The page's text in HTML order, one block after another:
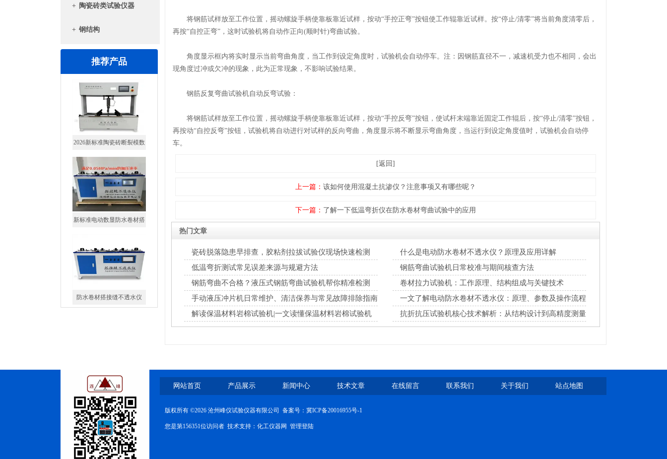
+ 陶瓷砖类试验仪器
+ 钢结构
推荐产品
2026新标准陶瓷砖断裂模数
抗折试验机7寸屏
新标准电动数显防水卷材搭
接缝不透水仪
防水卷材搭接缝不透水仪
峰仪橡胶防水卷材电动冲片
机制样机
将钢筋试样放至工作位置，摇动螺旋手柄使靠板靠近试样，按动“手控正弯”按钮使工作辊靠近试样。按“停止/清零”将当前角度清零后，
再按“自控正弯”，这时试验机将自动作正向(顺时针)弯曲试验。
角度显示框内将实时显示当前弯曲角度，当工作到设定角度时，试验机会自动停车。注：因钢筋直径不一，减速机受力也不相同，会出
现角度过冲或欠冲的现象，此为正常现象，不影响试验结果。
钢筋反复弯曲试验机自动反弯试验：
将钢筋试样放至工作位置，摇动螺旋手柄使靠板靠近试样，按动“手控反弯”按钮，使试杆末端靠近固定工作辊后，按“停止/清零”按钮，
再按动“自控反弯”按钮，试验机将自动进行对试样的反向弯曲，角度显示将不断显示弯曲角度，当运行到设定角度值时，试验机会自动停
车。
[返回]
上一篇： 该如何使用混凝土抗渗仪？注意事项又有哪些呢？
下一篇： 了解一下低温弯折仪在防水卷材弯曲试验中的应用
热门文章
瓷砖脱落隐患早排查，胶粘剂拉拔试验仪现场快速检测
什么是电动防水卷材不透水仪？原理及应用详解
低温弯折测试常见误差来源与规避方法
钢筋弯曲试验机日常校准与期间核查方法
钢筋弯曲不合格？液压式钢筋弯曲试验机帮你精准检测
卷材拉力试验机：工作原理、结构组成与关键技术
手动液压冲片机日常维护、清洁保养与常见故障排除指南
一文了解电动防水卷材不透水仪：原理、参数及操作流程
解读保温材料岩棉试验机|一文读懂保温材料岩棉试验机
抗折抗压试验机核心技术解析：从结构设计到高精度测量
系统
网站首页 产品展示 新闻中心 技术文章 在线留言 联系我们 关于我们 站点地图
版权所有 ©2026 沧州峰仪试验仪器有限公司 备案号：冀ICP备20016955号-1
您是第156351位访问者 技术支持： 化工仪器网 管理登陆